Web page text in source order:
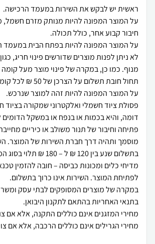
על המוצר המפונה להיות מנותק מזרם חשמל,
לא ניתן לפנות מוצרים שדורשים פינוי חריג,
מנוף. כמו כן, במקרה של פינוי מוצר מעל
פסולת ציוד חשמלי ואלקטרוני שמקורה בציוד
פתיחה וחיבור של תנור משולב או כיריים
מוסמך ותהיה דרך חברת השירות של המוצר.
מדיחי כלים ומכונות כביסה – חובה להזמין
במקרה של מוצרים המסופקים לבתי עסק
מחירי הגרילים אינם כוללים הרכבה, אלא אם